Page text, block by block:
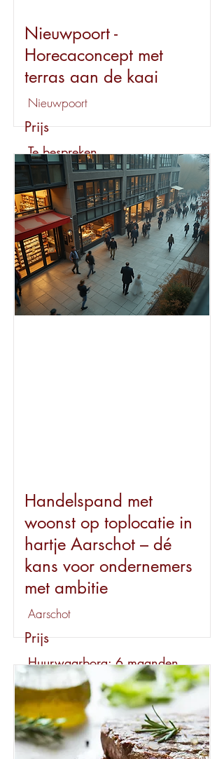
Nieuwpoort -
Horecaconcept met
terras aan de kaai
Nieuwpoort
Prijs
Te bespreken
Huur
1.720 per maand
Bekijk dit pand
Handelspand met
woonst op toplocatie in
hartje Aarschot – dé
kans voor ondernemers
met ambitie
Aarschot
Prijs
Huurwaarborg: 6 maanden
Huur
volledige pand: € 2.450/maand
Bekijk dit pand